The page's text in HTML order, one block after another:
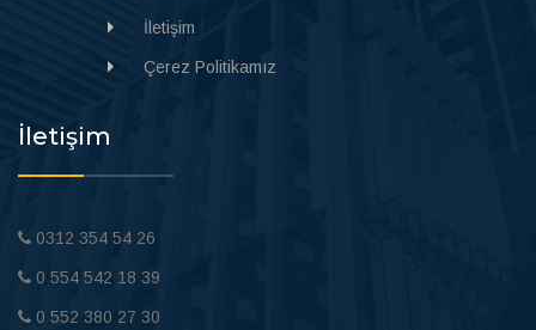
İletişim
Çerez Politikamız
İletişim
0312 354 54 26
0 554 542 18 39
0 552 380 27 30